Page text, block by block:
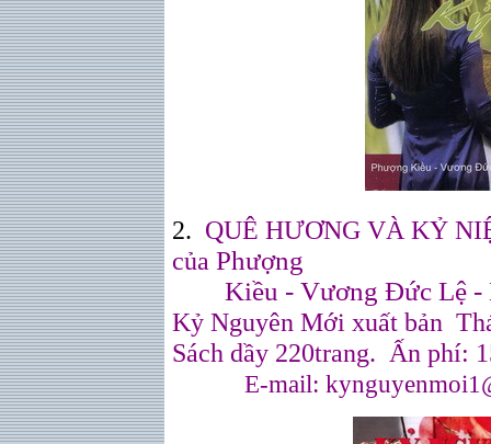
2. QUÊ HƯƠNG VÀ KỶ
của Phượng
Kiều - Vương Đức Lệ -
Kỷ Nguyên Mới xuất bản
Sách dầy 220trang. Ấn phí:
E-mail: